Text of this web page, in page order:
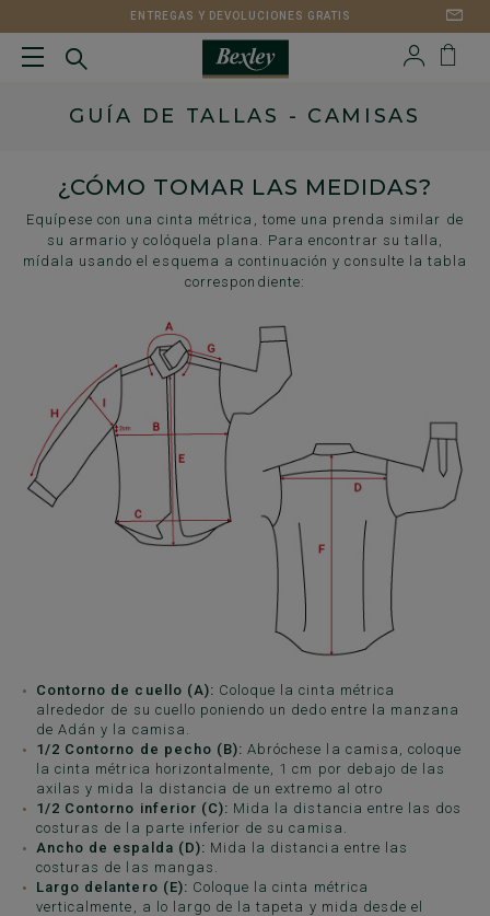
ENTREGAS Y DEVOLUCIONES GRATIS
GUÍA DE TALLAS - CAMISAS
¿CÓMO TOMAR LAS MEDIDAS?
Equípese con una cinta métrica, tome una prenda similar de
su armario y colóquela plana. Para encontrar su talla,
mídala usando el esquema a continuación y consulte la tabla
correspondiente:
Contorno de cuello (A): Coloque la cinta métrica
alrededor de su cuello poniendo un dedo entre la manzana
de Adán y la camisa.
1/2 Contorno de pecho (B): Abróchese la camisa, coloque
la cinta métrica horizontalmente, 1 cm por debajo de las
axilas y mida la distancia de un extremo al otro
1/2 Contorno inferior (C): Mida la distancia entre las dos
costuras de la parte inferior de su camisa.
Ancho de espalda (D): Mida la distancia entre las
costuras de las mangas.
Largo delantero (E): Coloque la cinta métrica
verticalmente, a lo largo de la tapeta y mida desde el